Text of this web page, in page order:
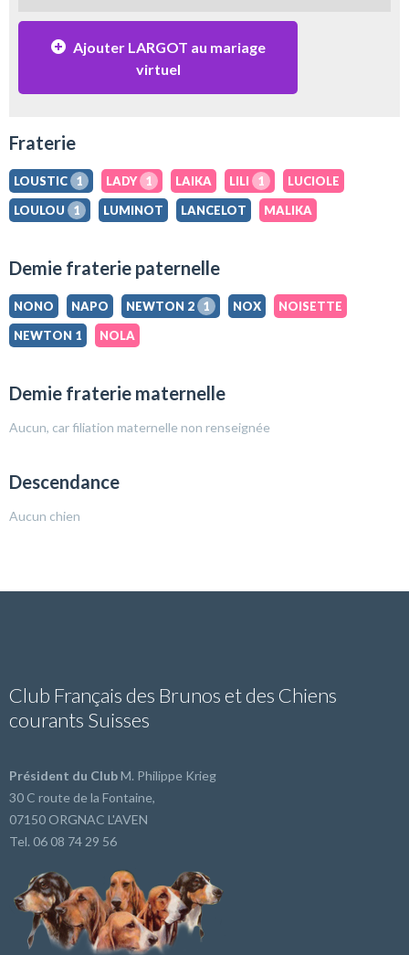
Ajouter LARGOT au mariage
virtuel
Fraterie
LOUSTIC 1 LADY 1 LAIKA LILI 1
LUCIOLE
LOULOU
1 LUMINOT LANCELOT MALIKA
Demie fraterie paternelle
NONO NAPO NEWTON 2 1 NOX
NOISETTE
NEWTON 1
NOLA
Demie fraterie maternelle
Aucun, car filiation maternelle non renseignée
Descendance
Aucun chien
Club Français des Brunos et des Chiens
courants Suisses
Président du ClubM. Philippe Krieg
30 C route de la Fontaine,
07150 ORGNAC L'AVEN
Tel. 06 08 74 29 56